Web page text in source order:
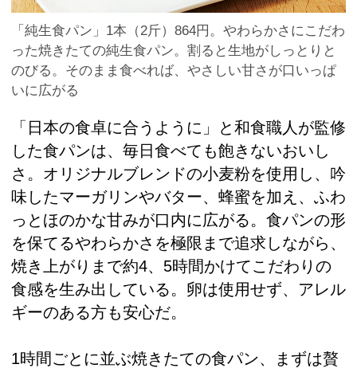
「純生食パン」1本（2斤）864円。やわらかさにこだわ
った焼きたての純生食パン。割ると生地がしっとりと
のびる。そのまま食べれば、やさしい甘さが口いっぱ
いに広がる
「日本の食卓に合うように」と和食職人が監修
した食パンは、毎日食べても飽きないおいし
さ。オリジナルブレンドの小麦粉を使用し、吟
味したマーガリンやバター、蜂蜜を加え、ふわ
っとほのかな甘みが口内に広がる。食パンの形
を保てるやわらかさを極限まで追求しながら、
焼き上がりまで約4、5時間かけてこだわりの
食感を生み出している。卵は使用せず、アレル
ギーのある方も安心だ。
1時間ごとに並ぶ焼きたての食パン、まずは贅